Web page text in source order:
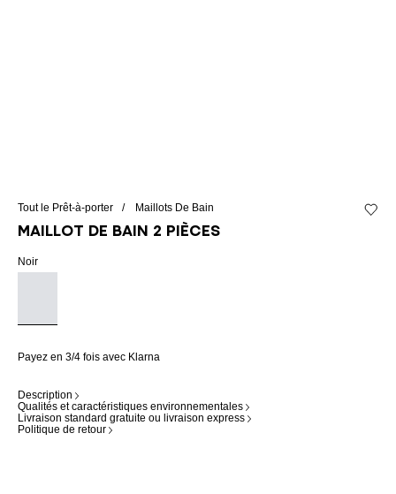
Tout le Prêt-à-porter Maillots De Bain
Maillot de bain 2 pièces
Noir
Payez en 3/4 fois avec Klarna
Description
Qualités et caractéristiques environnementales
Livraison standard gratuite ou livraison express
Politique de retour